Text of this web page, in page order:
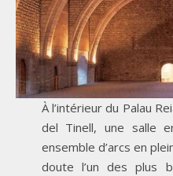
À l’intérieur du Palau
del Tinell, une salle
ensemble d’arcs en
doute l’un des plus